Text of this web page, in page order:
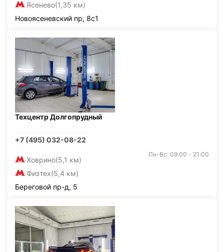
Ясенево(1,35 км)
Новоясеневский пр, 8с1
Техцентр Долгопрудный
+7 (495) 032-08-22
Ховрино(5,1 км)
Физтех(5,4 км)
Пн-Вс: 09:00 - 21:00
Береговой пр-д, 5